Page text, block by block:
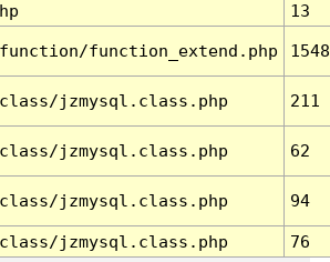
13
function_extend.php 1548
jzmysql.class.php 211
jzmysql.class.php 62
jzmysql.class.php 94
jzmysql.class.php 76